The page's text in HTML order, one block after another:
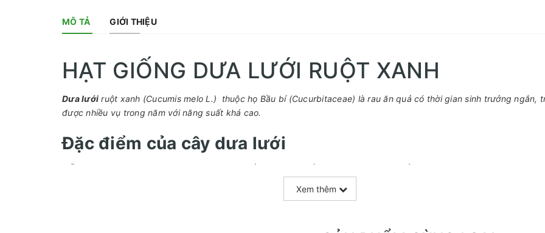
MÔ TẢ GIỚI THIỆU
HẠT GIỐNG DƯA LƯỚI RUỘT XANH
Dưa lưới ruột xanh (Cucumis melo L.) thuộc họ Bầu bí (Cucurbitaceae) là rau ăn quả có thời gian sinh trưởng ngắn,
được nhiều vụ trong năm với năng suất khá cao.
Đặc điểm của cây dưa lưới
Thân: thân cây dưa lưới thuộc dạng thân thảo, bên ngoài có nhiều lông tơ. Thân dưa lưới có
Lá: lá dưa lưới có hình xoan, có màu sắc từ xanh nhạt đến xanh đậm.
Xem thêm